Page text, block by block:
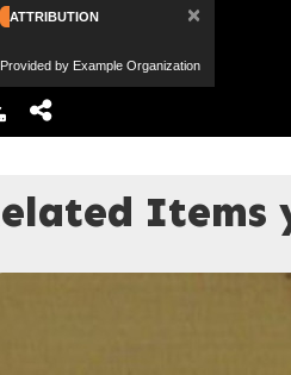
ATTRIBUTION ×
Provided by Example Organization
Items